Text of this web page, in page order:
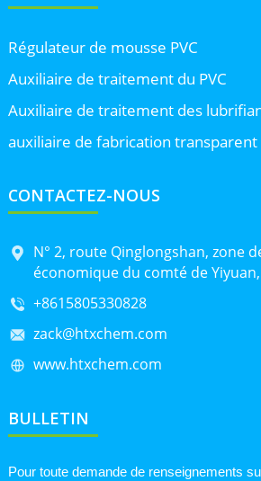
Régulateur de mousse PVC
Auxiliaire de traitement du PVC
Auxiliaire de traitement des
auxiliaire de fabrication transparent
CONTACTEZ-NOUS
N° 2, route Qinglongshan, zone
économique du comté de
+8615805330828
zack@htxchem.com
www.htxchem.com
BULLETIN
Pour toute demande de renseignements